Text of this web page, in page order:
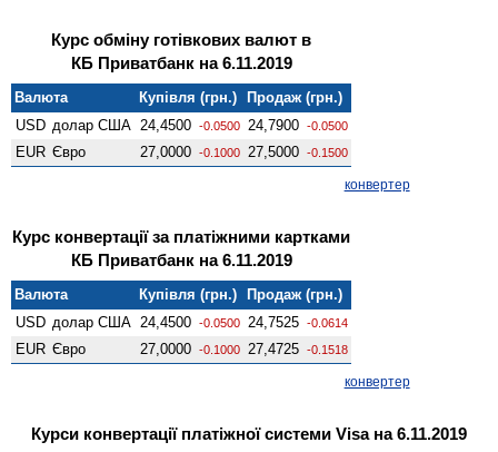
Курс обміну готівкових валют в
КБ Приватбанк на 6.11.2019
Валюта Купівля (грн.)
Продаж (грн.)
USD долар США 24,4500 -0.0500 24,7900 -0.0500
EUR Євро 27,0000 -0.1000 27,5000 -0.1500
конвертер
Курс конвертації за платіжними картками
КБ Приватбанк на 6.11.2019
Валюта Купівля (грн.)
Продаж (грн.)
USD долар США 24,4500 -0.0500 24,7525 -0.0614
EUR Євро 27,0000 -0.1000 27,4725 -0.1518
конвертер
Курси конвертації платіжної системи Visa на 6.11.2019